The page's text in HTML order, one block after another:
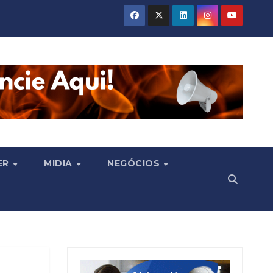
MIDIA NEGÓCIOS